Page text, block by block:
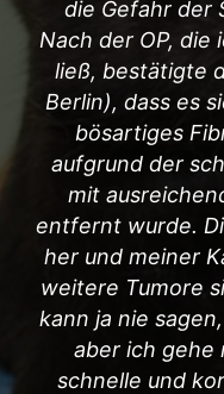
die Gefahr der
Nach der OP, die
ließ, bestätigte
Berlin), dass es
bösartiges
aufgrund der
mit
entfernt wurde.
her und meiner
weitere Tumore
kann ja nie
aber ich gehe
schnelle und